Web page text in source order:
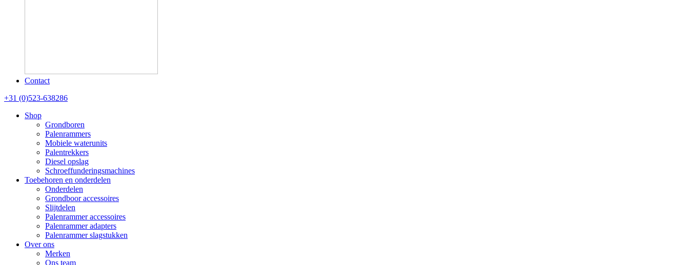
Contact
+31 (0)523-638286
Shop
Grondboren
Palenrammers
Mobiele waterunits
Palentrekkers
Diesel opslag
Schroeffunderingsmachines
Toebehoren en onderdelen
Onderdelen
Grondboor accessoires
Slijtdelen
Palenrammer accessoires
Palenrammer adapters
Palenrammer slagstukken
Over ons
Merken
Ons team